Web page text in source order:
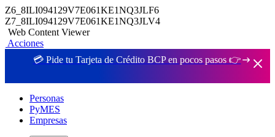
Z6_8ILI094129V7E061KE1NQ3JLF6
Z7_8ILI094129V7E061KE1NQ3JLV4
Web Content Viewer
Acciones
💳 Pide tu Tarjeta de Crédito BCP en pocos pasos 👉
Personas
PyMES
Empresas